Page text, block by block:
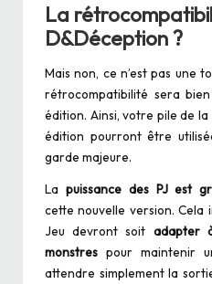
La
D&Déception ?
Mais non, ce n’est pas une
rétrocompatibilité sera
édition. Ainsi, votre pile de
édition pourront être
garde majeure.
La puissance des PJ est
cette nouvelle version. Cela
Jeu devront soit adapter
monstres pour maintenir
attendre simplement la